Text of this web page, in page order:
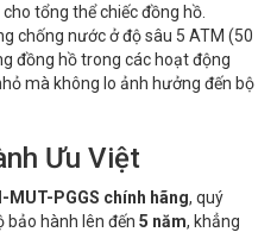
tổng thể chiếc đồng hồ.
chống nước ở độ sâu 5 ATM (50
đồng hồ trong các hoạt động
mà không lo ảnh hưởng đến bộ
Ưu Việt
MUT-PGGS chính hãng, quý
bảo hành lên đến 5 năm, khẳng